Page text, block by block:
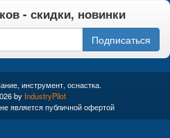
- скидки, новинки
Подписаться
инструмент, оснастка.
by IndustryPilot
является публичной офертой